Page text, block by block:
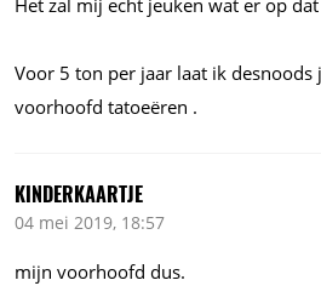
Het zal mij echt jeuken wat er op
Voor 5 ton per jaar laat ik desnoods
voorhoofd tatoeëren .
KINDERKAARTJE
04 mei 2019, 18:57
mijn voorhoofd dus.